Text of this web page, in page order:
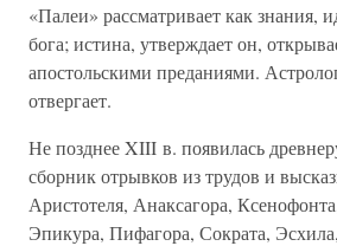
«Палеи» рассматривает как знания,
бога; истина, утверждает он,
апостольскими преданиями.
отвергает.
Не позднее XIII в. появилась
сборник отрывков из трудов и
Аристотеля, Анаксагора,
Эпикура, Пифагора, Сократа,